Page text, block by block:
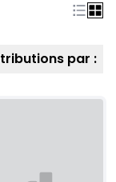
par :